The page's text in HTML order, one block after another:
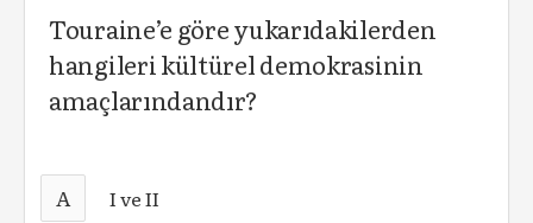
Touraine’e göre yukarıdakilerden
hangileri kültürel demokrasinin
amaçlarındandır?
A I ve II